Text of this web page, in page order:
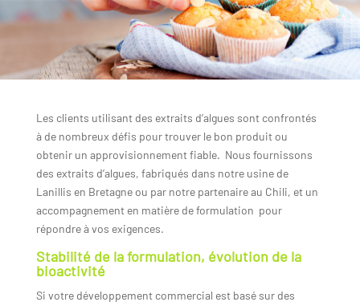
Les clients utilisant des extraits d’algues sont confrontés
à de nombreux défis pour trouver le bon produit ou
obtenir un approvisionnement fiable. Nous fournissons
des extraits d’algues, fabriqués dans notre usine de
Lanillis en Bretagne ou par notre partenaire au Chili, et un
accompagnement en matière de formulation pour
répondre à vos exigences.
Stabilité de la formulation, évolution de la
bioactivité
Si votre développement commercial est basé sur des